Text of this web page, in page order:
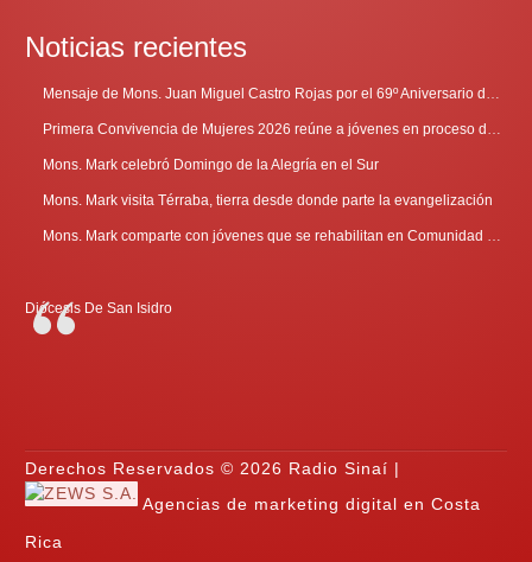
Noticias recientes
Mons. Mark celebró Domingo de la Alegría en el Sur
Mons. Mark visita Térraba, tierra desde donde parte la evangelización
Diócesis De San Isidro
Derechos Reservados © 2026 Radio Sinaí |
Agencias de marketing digital en Costa
Rica